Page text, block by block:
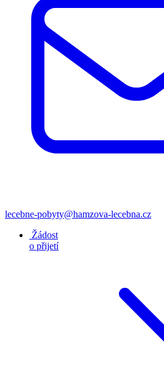
lecebne-pobyty@hamzova-lecebna.cz
Žádost
o přijetí